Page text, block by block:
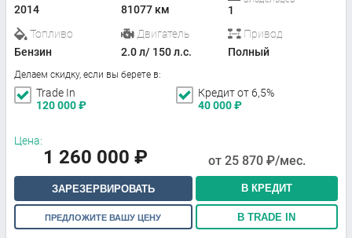
2014
81077 км
1
Топливо
Бензин
Двигатель
2.0 л/ 150 л.с.
Привод
Полный
Делаем скидку, если вы берете в:
Trade In
120 000₽
Кредит от 6,5%
40 000₽
Цена:
1 260 000 ₽ от 25 870 ₽/мес.
ЗАРЕЗЕРВИРОВАТЬ В КРЕДИТ
ПРЕДЛОЖИТЕ ВАШУ ЦЕНУ В TRADE IN